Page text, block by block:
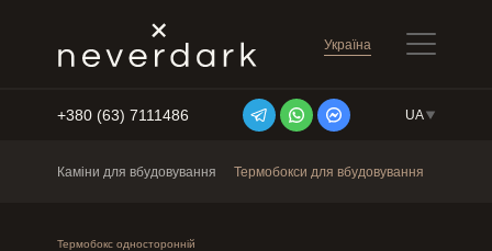
Україна
+380 (63) 7111486 UA
Каміни для вбудовування Термобокси для вбудовування
Термобокс односторонній